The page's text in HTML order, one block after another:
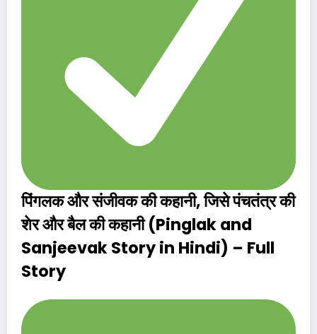
पिंगलक और संजीवक की कहानी, जिसेपंचतंत्र की
शेर और बैल की कहानी(Pinglak and
Sanjeevak Story in Hindi) – Full
Story